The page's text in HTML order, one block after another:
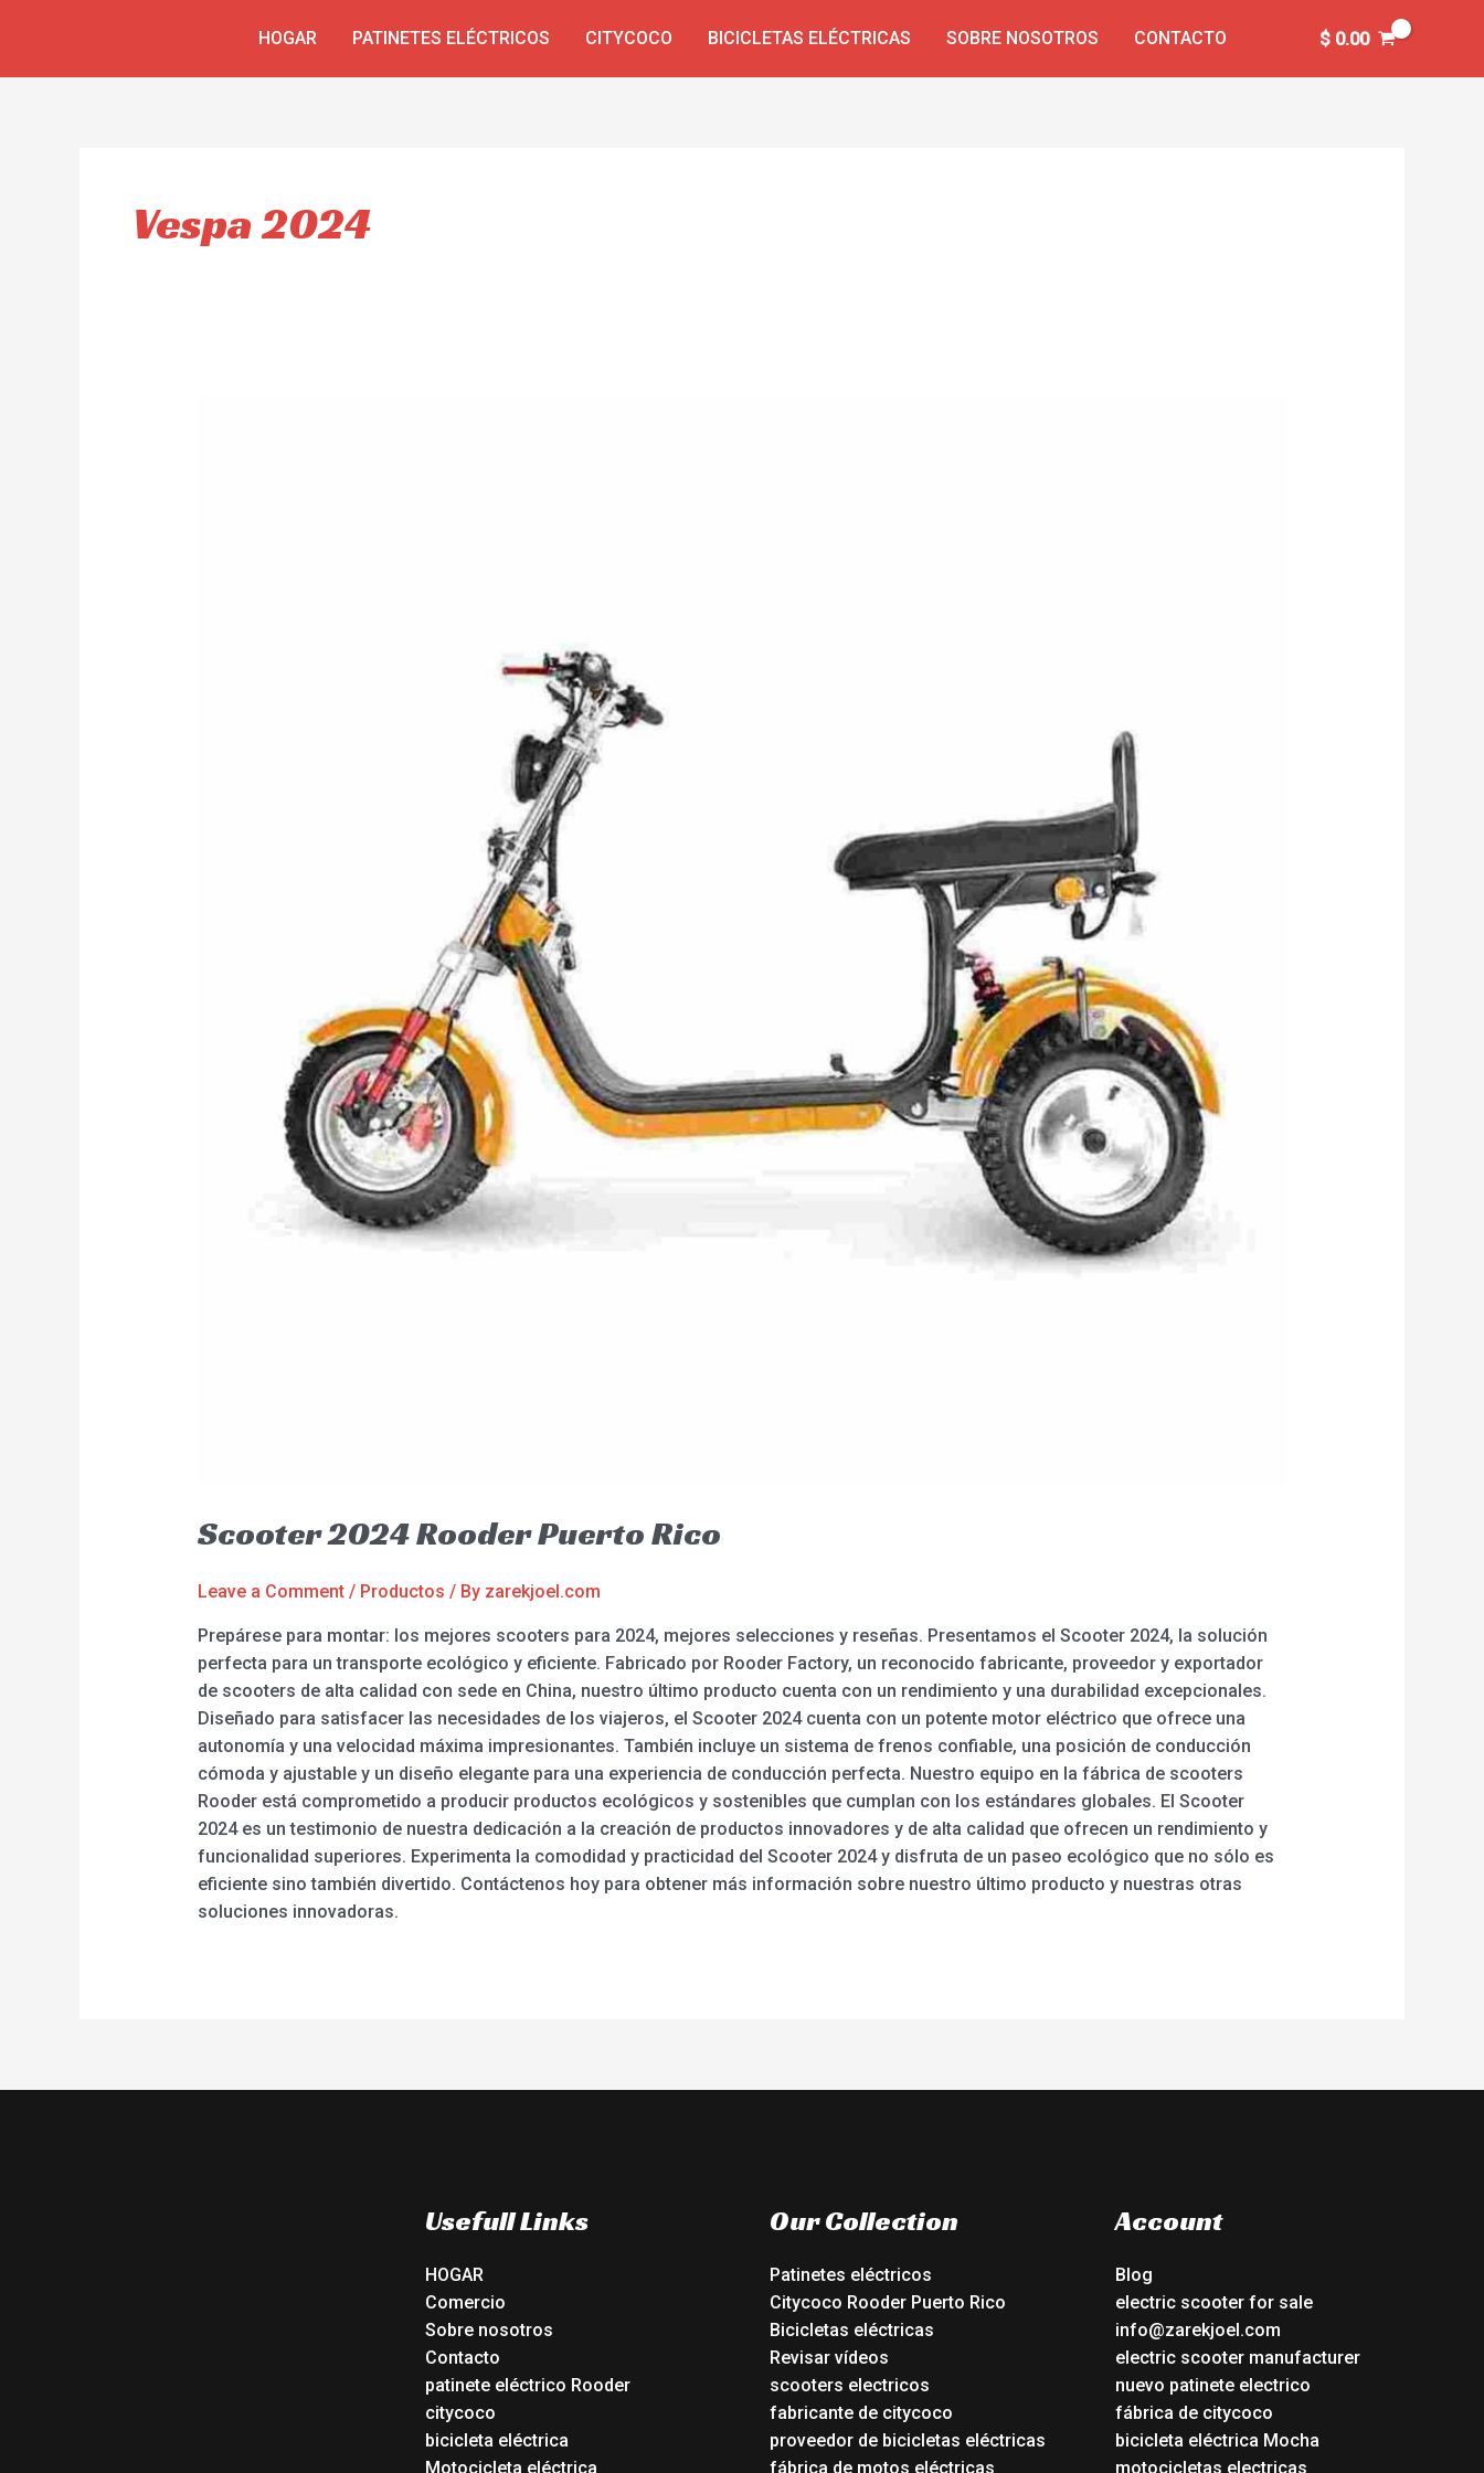
HOGAR PATINETES ELÉCTRICOS CITYCOCO BICICLETAS ELÉCTRICAS SOBRE NOSOTROS CONTACTO $0.00
Vespa 2024
Scooter 2024 Rooder Puerto Rico
Leave a Comment / Productos / By zarekjoel.com
Prepárese para montar: los mejores scooters para 2024, mejores selecciones y reseñas. Presentamos el Scooter 2024, la solución
perfecta para un transporte ecológico y eficiente. Fabricado por Rooder Factory, un reconocido fabricante, proveedor y exportador
de scooters de alta calidad con sede en China, nuestro último producto cuenta con un rendimiento y una durabilidad excepcionales.
Diseñado para satisfacer las necesidades de los viajeros, el Scooter 2024 cuenta con un potente motor eléctrico que ofrece una
autonomía y una velocidad máxima impresionantes. También incluye un sistema de frenos confiable, una posición de conducción
cómoda y ajustable y un diseño elegante para una experiencia de conducción perfecta. Nuestro equipo en la fábrica de scooters
Rooder está comprometido a producir productos ecológicos y sostenibles que cumplan con los estándares globales. El Scooter
2024 es un testimonio de nuestra dedicación a la creación de productos innovadores y de alta calidad que ofrecen un rendimiento y
funcionalidad superiores. Experimenta la comodidad y practicidad del Scooter 2024 y disfruta de un paseo ecológico que no sólo es
eficiente sino también divertido. Contáctenos hoy para obtener más información sobre nuestro último producto y nuestras otras
soluciones innovadoras.
Usefull Links
HOGAR
Comercio
Sobre nosotros
Contacto
patinete eléctrico Rooder
citycoco
bicicleta eléctrica
Motocicleta eléctrica
Our Collection
Patinetes eléctricos
Citycoco Rooder Puerto Rico
Bicicletas eléctricas
Revisar vídeos
scooters electricos
fabricante de citycoco
proveedor de bicicletas eléctricas
fábrica de motos eléctricas
Account
Blog
electric scooter for sale
info@zarekjoel.com
electric scooter manufacturer
nuevo patinete electrico
fábrica de citycoco
bicicleta eléctrica Mocha
motocicletas electricas